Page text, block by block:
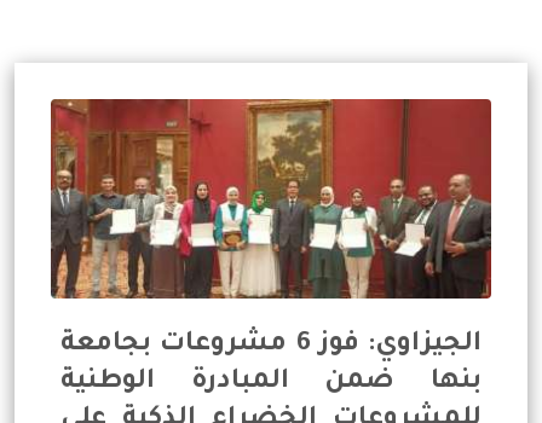
الجيزاوي: فوز 6 مشروعات بجامعة
بنها ضمن المبادرة الوطنية